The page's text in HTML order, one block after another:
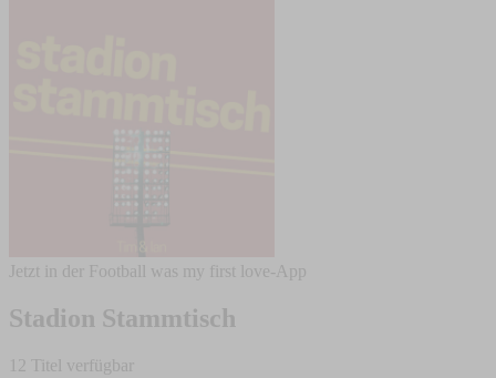
Jetzt in der Football was my first love-App
Stadion Stammtisch
12 Titel verfügbar